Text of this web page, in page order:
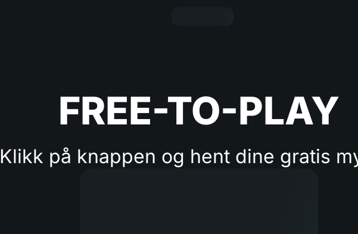
FREE-TO-PLAY
Klikk på knappen og hent dine gratis